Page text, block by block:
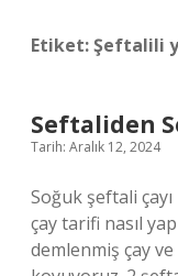
Etiket:Şeftalili
Seftaliden
Tarih: Aralık 12, 2024
Soğuk şeftali çayı
çay tarifi nasıl
demlenmiş çay ve